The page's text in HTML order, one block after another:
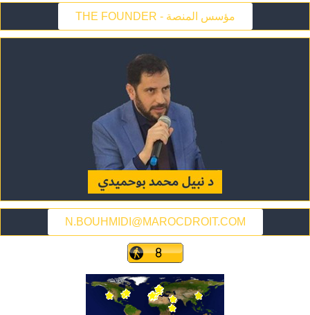
THE FOUNDER - مؤسس المنصة
N.BOUHMIDI@MAROCDROIT.COM